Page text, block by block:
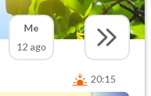
Me
12 ago
20:15